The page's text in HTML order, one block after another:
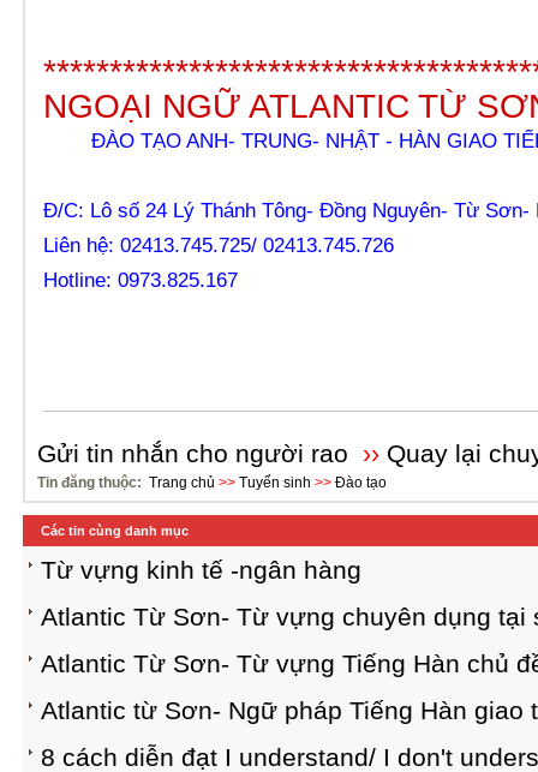
NGOẠI NGỮ ATLANTIC TỪ
ĐÀO TẠO ANH- TRUNG- NHẬT - HÀN GIAO
Đ/C: Lô số 24 Lý Thánh Tông- Đồng Nguyên- Từ Sơn-
Liên hệ: 02413.745.725/ 02413.745.726
Hotline: 0973.825.167
Gửi tin nhắn cho người rao ›› Quay lại
Tin đăng thuộc: Trang chủ >> Tuyển sinh >> Đào tạo
Các tin cùng danh mục
​Từ vựng kinh tế -ngân hàng
Atlantic Từ Sơn- Từ vựng chuyên dụng tại
Atlantic Từ Sơn- Từ vựng Tiếng Hàn chủ
Atlantic từ Sơn- Ngữ pháp Tiếng Hàn giao
8 cách diễn đạt I understand/ I don't